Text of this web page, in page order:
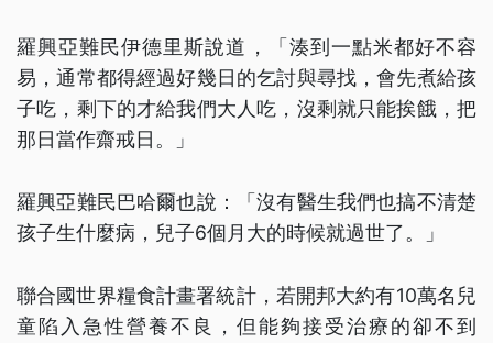
羅興亞難民伊德里斯說道，「湊到一點米都好不容
易，通常都得經過好幾日的乞討與尋找，會先煮給孩
子吃，剩下的才給我們大人吃，沒剩就只能挨餓，把
那日當作齋戒日。」
羅興亞難民巴哈爾也說：「沒有醫生我們也搞不清楚
孩子生什麼病，兒子6個月大的時候就過世了。」
聯合國世界糧食計畫署統計，若開邦大約有10萬名兒
童陷入急性營養不良，但能夠接受治療的卻不到